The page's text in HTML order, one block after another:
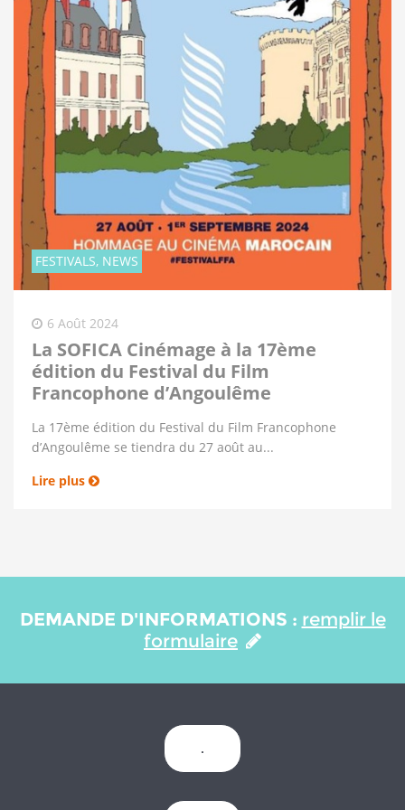
FESTIVALS, NEWS
6 Août 2024
La SOFICA Cinémage à la 17ème
édition du Festival du Film
Francophone d’Angoulême
La 17ème édition du Festival du Film Francophone
d’Angoulême se tiendra du 27 août au...
Lire plus
DEMANDE D'INFORMATIONS : remplir le
formulaire
.